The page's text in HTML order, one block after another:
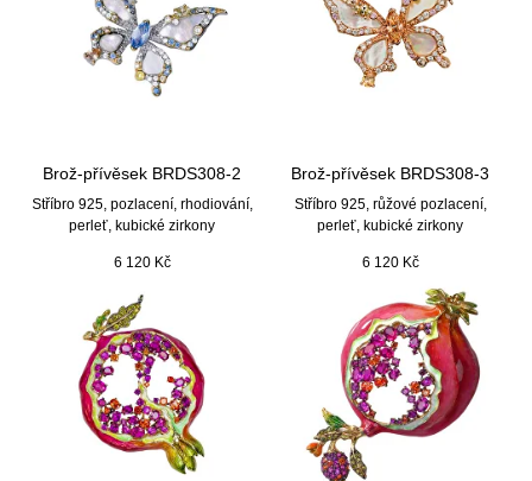
Brož-přívěsek BRDS308-2
Stříbro 925, pozlacení, rhodiování,
perleť, kubické zirkony
6 120 Kč
Brož-přívěsek BRDS308-3
Stříbro 925, růžové pozlacení,
perleť, kubické zirkony
6 120 Kč